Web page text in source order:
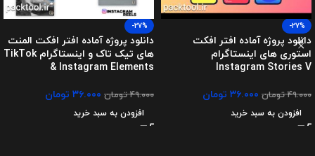
-27%
دانلود پروژه آماده افتر افکت
استوری های اینستاگرام
Instagram Stories V
۴۹.۰۰۰تومان ۳۶.۰۰۰ تومان
افزودن به سبد خرید
-27%
دانلود پروژه آماده افتر افکت المنت
های تیک تاک و اینستاگرام TikTok
& Instagram Elements
۴۹.۰۰۰تومان ۳۶.۰۰۰ تومان
افزودن به سبد خرید